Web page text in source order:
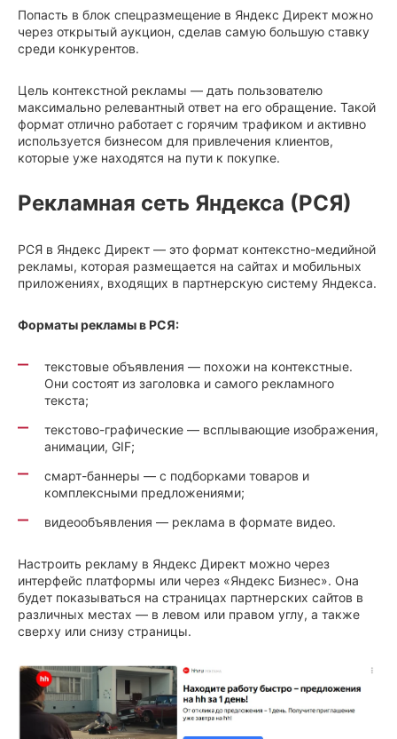
Попасть в блок спецразмещение в Яндекс Директ можно
через открытый аукцион, сделав самую большую ставку
среди конкурентов.
Цель контекстной рекламы — дать пользователю
максимально релевантный ответ на его обращение. Такой
формат отлично работает с горячим трафиком и активно
используется бизнесом для привлечения клиентов,
которые уже находятся на пути к покупке.
Рекламная сеть Яндекса (РСЯ)
РСЯ в Яндекс Директ — это формат контекстно-медийной
рекламы, которая размещается на сайтах и мобильных
приложениях, входящих в партнерскую систему Яндекса.
Форматы рекламы в РСЯ:
текстовые объявления — похожи на контекстные.
Они состоят из заголовка и самого рекламного
текста;
текстово-графические — всплывающие изображения,
анимации, GIF;
смарт-баннеры — с подборками товаров и
комплексными предложениями;
видеообъявления — реклама в формате видео.
Настроить рекламу в Яндекс Директ можно через
интерфейс платформы или через «Яндекс Бизнес». Она
будет показываться на страницах партнерских сайтов в
различных местах — в левом или правом углу, а также
сверху или снизу страницы.